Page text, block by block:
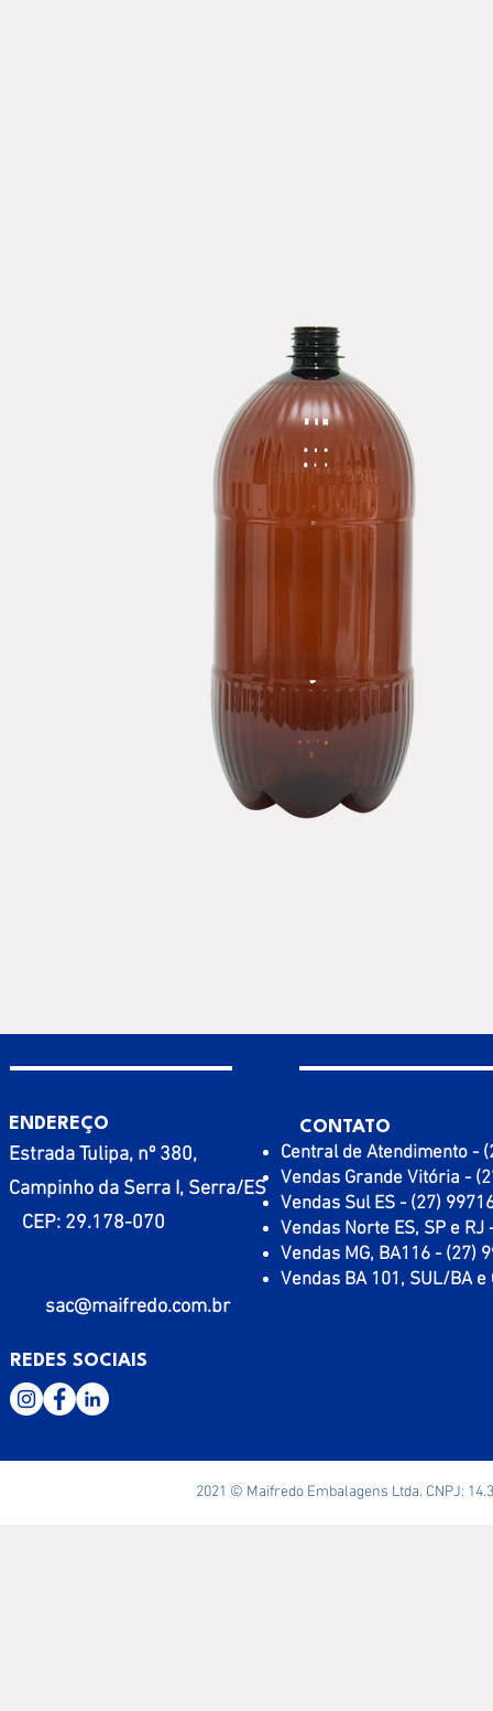
ENDEREÇO
Estrada Tulipa, nº 380,
Campinho da Serra I, Serra/ES
CEP: 29.178-070
CONTATO
Central de Atendimento -
Vendas Grande Vitória -
Vendas Sul ES - (27)
Vendas Norte ES, SP e
Vendas MG, BA116 - (27)
Vendas BA 101, SUL/BA
sac@maifredo.com.br
REDES SOCIAIS
2021 © Maifredo Embalagens Ltda. CNPJ: